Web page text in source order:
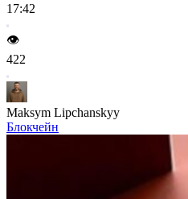
17:42
👁️
422
Maksym Lipchanskyy
Блокчейн